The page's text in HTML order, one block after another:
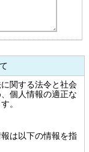
関する法令と社会
個人情報の適正な
。
は以下の情報を指